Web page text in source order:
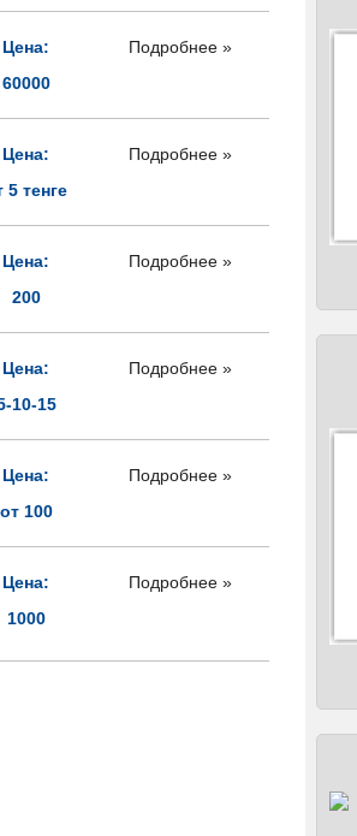
Цена:
60000
Подробнее »
Цена:
5 тенге
Подробнее »
Цена:
200
Подробнее »
Цена:
10-15
Подробнее »
Цена:
от 100
Подробнее »
Цена:
1000
Подробнее »